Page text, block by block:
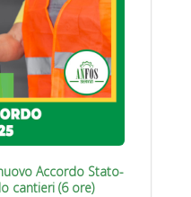
Accordo Stato-
cantieri (6 ore)